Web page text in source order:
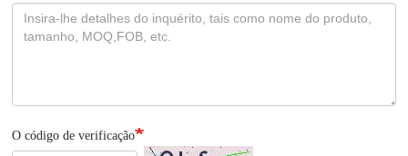
O código de verificação